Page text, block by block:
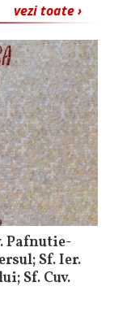
vezi toate ›
Pafnutie-
Sf. Ier.
Sf. Cuv.